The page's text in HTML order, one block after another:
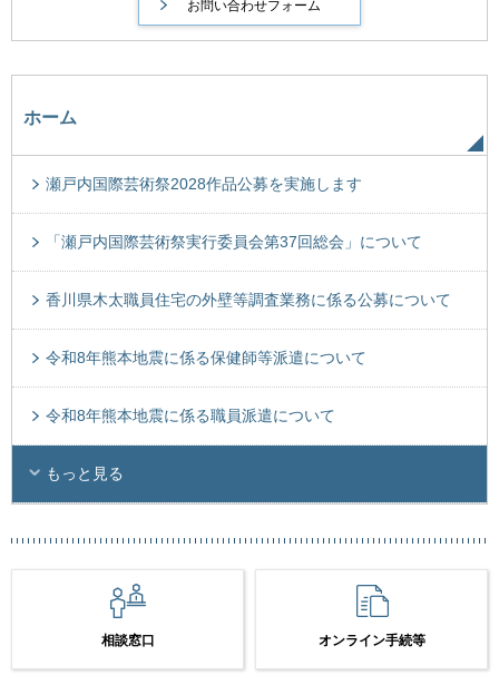
ホーム
瀬戸内国際芸術祭2028作品公募を実施します
「瀬戸内国際芸術祭実行委員会第37回総会」について
香川県木太職員住宅の外壁等調査業務に係る公募について
令和8年熊本地震に係る保健師等派遣について
令和8年熊本地震に係る職員派遣について
もっと見る
相談窓口 オンライン手続等